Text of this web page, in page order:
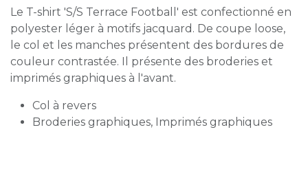
Le T-shirt 'S/S Terrace Football' est confectionné en
polyester léger à motifs jacquard. De coupe loose,
le col et les manches présentent des bordures de
couleur contrastée. Il présente des broderies et
imprimés graphiques à l'avant.
Col à revers
Broderies graphiques, Imprimés graphiques